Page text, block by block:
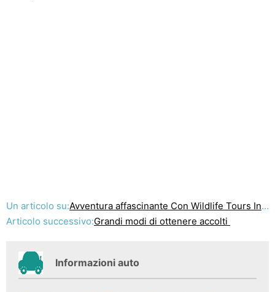
Un articolo su:Avventura affascinante Con Wildlife Tours In India
Articolo successivo:Grandi modi di ottenere accolti
Informazioni auto